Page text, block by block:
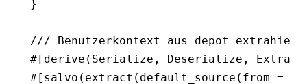
}
/// Benutzerkontext aus depot
#[derive( Serialize , Deserialize ,
#[salvo(extract(default_source(from =